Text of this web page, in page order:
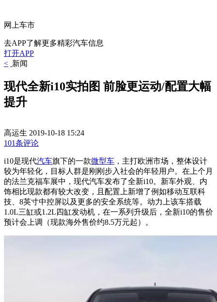
网上车市
去APP了解更多精彩汽车信息
打开APP
< 新闻
现代全新i10实拍图 前脸更运动/配置大幅
提升
高运生 2019-10-18 15:24
101条评论
i10是现代汽车旗下的一款微型车 ，主打欧洲市场，整体设计
较为年轻化，目标人群是刚刚步入社会的年轻用户。在上个月
的法兰克福车展中，现代汽车发布了全新i10。新车外观、内
饰相比现款都有较大改变，且配置上新增了例如移动互联科
技、8英寸中控屏以及更多的安全系统等。动力上该车搭载
1.0L三缸或1.2L四缸发动机，在一系列升级后，全新i10的售价
预计会上调（现款海外售价约8.5万元起）。